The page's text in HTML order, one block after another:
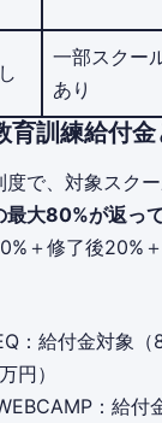
一部スクー
あり
育訓練給付金
度で、対象スク
最大80%が返っ
＋修了後20%
：給付金対象（
円）
：給付